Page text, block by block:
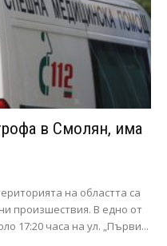
в Смолян, има
на областта са
произшествия. В едно от
17:20 часа на ул. „Първи...